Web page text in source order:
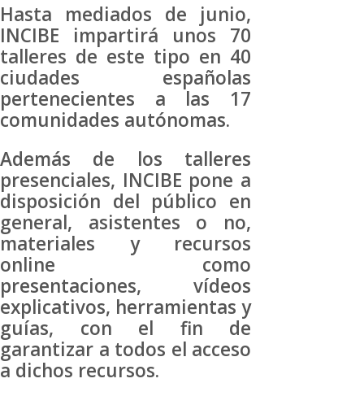
Hasta mediados de junio,
INCIBE impartirá unos 70
talleres de este tipo en 40
ciudades españolas
pertenecientes a las 17
comunidades autónomas.
Además de los talleres
presenciales, INCIBE pone a
disposición del público en
general, asistentes o no,
materiales y recursos
online como
presentaciones, vídeos
explicativos, herramientas y
guías, con el fin de
garantizar a todos el acceso
a dichos recursos.